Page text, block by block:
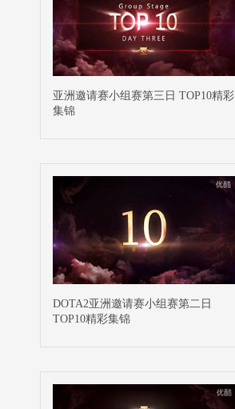
亚洲邀请赛小组赛第三日 TOP10精彩
集锦
DOTA2亚洲邀请赛小组赛第二日
TOP10精彩集锦